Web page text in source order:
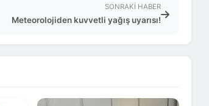
SONRAKI HABER
Meteorolojiden kuvvetli yağış uyarısı!